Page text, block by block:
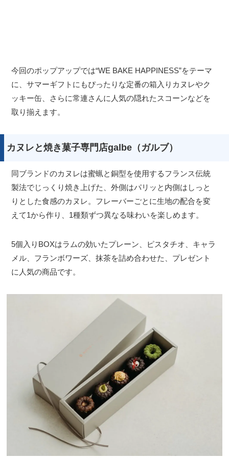
今回のポップアップでは“WE BAKE HAPPINESS”をテーマ
に、サマーギフトにもぴったりな定番の箱入りカヌレやク
ッキー缶、さらに常連さんに人気の隠れたスコーンなどを
取り揃えます。
カヌレと焼き菓子専門店galbe（ガルブ）
同ブランドのカヌレは蜜蝋と銅型を使用するフランス伝統
製法でじっくり焼き上げた、外側はパリッと内側はしっと
りとした食感のカヌレ。フレーバーごとに生地の配合を変
えて1から作り、1種類ずつ異なる味わいを楽しめます。
5個入りBOXはラムの効いたプレーン、ピスタチオ、キャラ
メル、フランボワーズ、抹茶を詰め合わせた、プレゼント
に人気の商品です。